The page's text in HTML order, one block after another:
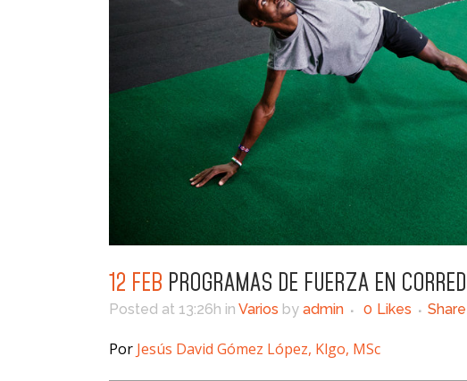
12 FEB PROGRAMAS DE FUERZA EN
Posted at 13:26h in Varios by admin 0 Likes Share
Por Jesús David Gómez López, Klgo, MSc